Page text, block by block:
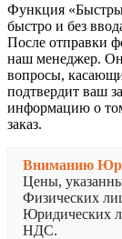
Функция
быстро и без
После отправки
наш менеджер. Он
вопросы,
подтвердит ваш
информацию о
заказ.
Вниманию
Цены,
Физических
Юридических
НДС.